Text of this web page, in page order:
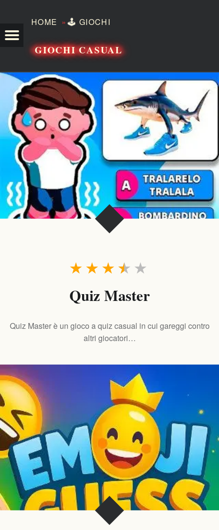
HOME »🕹️ GIOCHI
GIOCHI CASUAL
★
★
★
★
★
Quiz Master
Quiz Master è un gioco a quiz casual in cui gareggi contro
altri giocatori…